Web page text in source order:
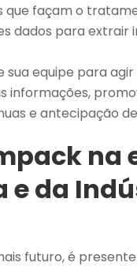
que façam o
dados para extrair
sua equipe para
informações,
e antecipação
na
e da
futuro, é